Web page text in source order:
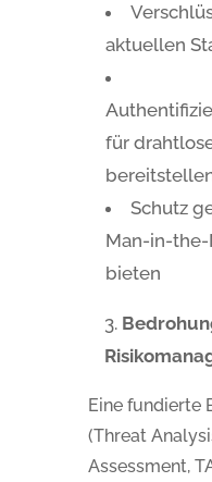
aktuellen
für
Schutz
Man-in-
bieten
Eine fundierte
(Threat
Assessment,